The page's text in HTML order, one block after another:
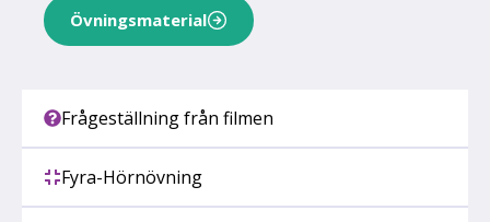
Frågeställning från filmen
Fyra-Hörnövning
Övningsmaterial